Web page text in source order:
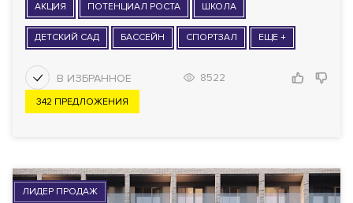
АКЦИЯ ПОТЕНЦИАЛ РОСТА ШКОЛА
ДЕТСКИЙ САД БАССЕЙН СПОРТЗАЛ ЕЩЕ +
8522
342 ПРЕДЛОЖЕНИЯ
ЛИДЕР ПРОДАЖ